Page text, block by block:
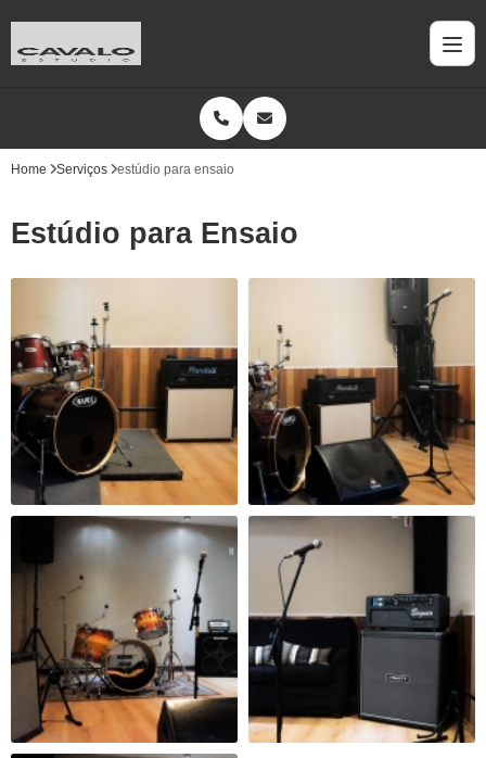
Home Serviços estúdio para ensaio
Estúdio para Ensaio